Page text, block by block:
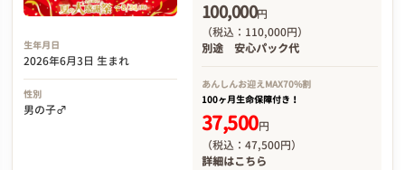
生年月日
2026年6月3日 生まれ
性別
男の子♂
100,000円
（税込：110,000円）
別途 安心パック代
あんしんお迎えMAX70%割
100ヶ月生命保障付き！
37,500円
（税込：47,500円）
詳細はこちら